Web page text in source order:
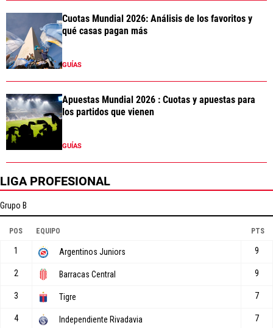
Cuotas Mundial 2026: Análisis de los favoritos y
qué casas pagan más
GUÍAS
Apuestas Mundial 2026 : Cuotas y apuestas para
los partidos que vienen
GUÍAS
LIGA PROFESIONAL